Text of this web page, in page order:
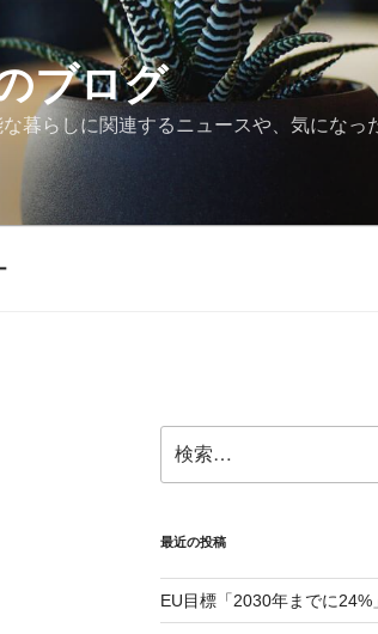
ブログ
暮らしに関連するニュースや、気になっ
索:
最近の投稿
EU目標「2030年までに24%